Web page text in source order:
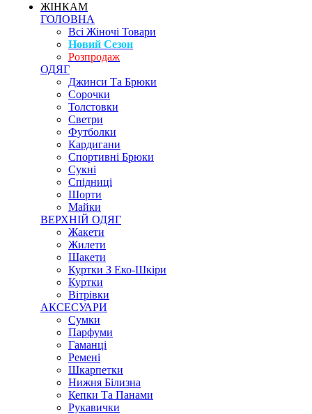
ЖІНКАМ
ГОЛОВНА
Всі Жіночі Товари
Новий Сезон
Розпродаж
ОДЯГ
Джинси Та Брюки
Сорочки
Толстовки
Светри
Футболки
Кардигани
Спортивні Брюки
Сукні
Спідниці
Шорти
Майки
ВЕРХНІЙ ОДЯГ
Жакети
Жилети
Шакети
Куртки З Еко-Шкіри
Куртки
Вітрівки
АКСЕСУАРИ
Сумки
Парфуми
Гаманці
Ремені
Шкарпетки
Нижня Білизна
Кепки Та Панами
Рукавички